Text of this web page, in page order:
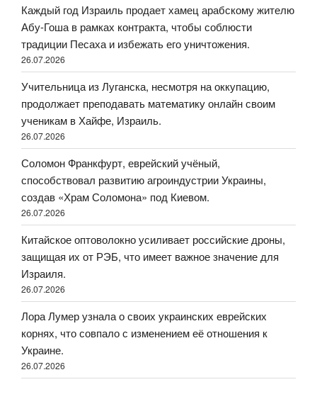
Каждый год Израиль продает хамец арабскому жителю
Абу-Гоша в рамках контракта, чтобы соблюсти
традиции Песаха и избежать его уничтожения.
26.07.2026
Учительница из Луганска, несмотря на оккупацию,
продолжает преподавать математику онлайн своим
ученикам в Хайфе, Израиль.
26.07.2026
Соломон Франкфурт, еврейский учёный,
способствовал развитию агроиндустрии Украины,
создав «Храм Соломона» под Киевом.
26.07.2026
Китайское оптоволокно усиливает российские дроны,
защищая их от РЭБ, что имеет важное значение для
Израиля.
26.07.2026
Лора Лумер узнала о своих украинских еврейских
корнях, что совпало с изменением её отношения к
Украине.
26.07.2026